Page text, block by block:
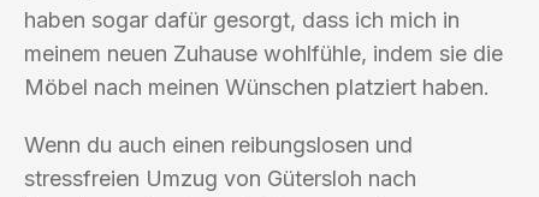
haben sogar dafür gesorgt, dass ich mich in
meinem neuen Zuhause wohlfühle, indem sie die
Möbel nach meinen Wünschen platziert haben.
Wenn du auch einen reibungslosen und
stressfreien Umzug von Gütersloh nach